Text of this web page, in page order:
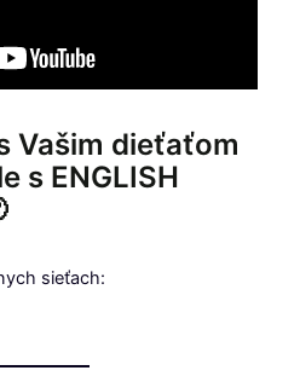
Vašim dieťaťom
s ENGLISH
sieťach: